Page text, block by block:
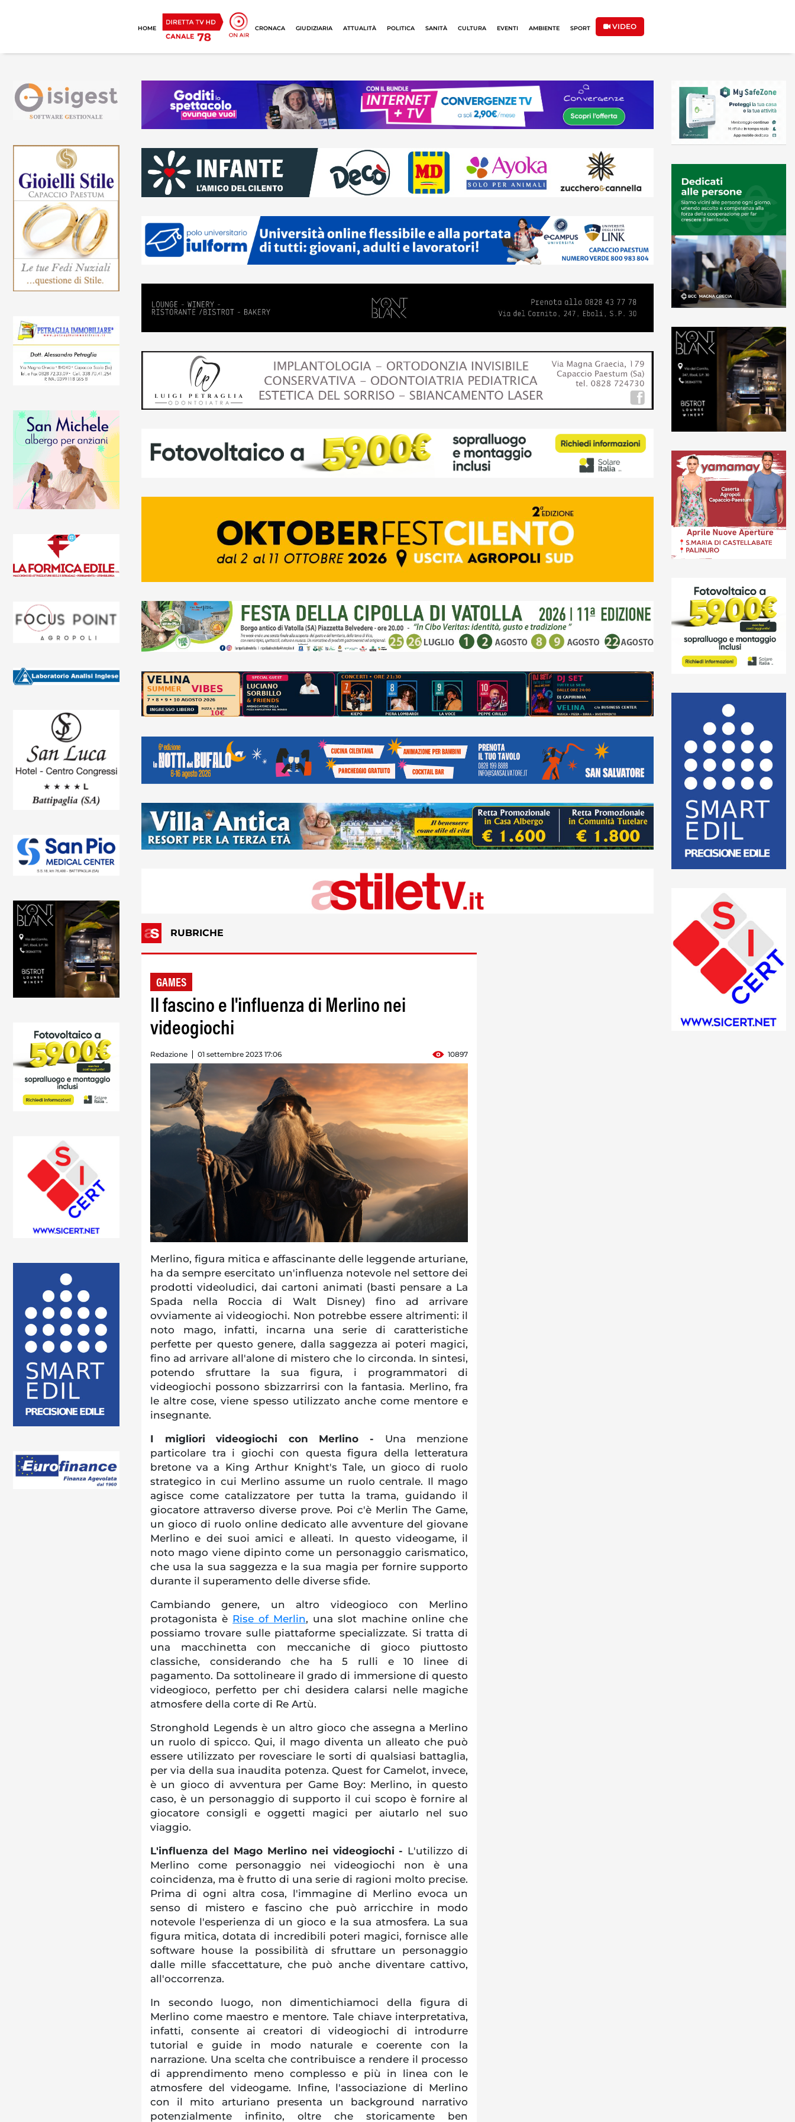
HOME CRONACA GIUDIZIARIA ATTUALITÀ POLITICA SANITÀ CULTURA EVENTI AMBIENTE SPORT VIDEO
RUBRICHE
GAMES
Il fascino e l'influenza di Merlino nei
videogiochi
Redazione 01 settembre 2023 17:06 10897
Merlino, figura mitica e affascinante delle leggende arturiane,
ha da sempre esercitato un'influenza notevole nel settore dei
prodotti videoludici, dai cartoni animati (basti pensare a La
Spada nella Roccia di Walt Disney) fino ad arrivare
ovviamente ai videogiochi. Non potrebbe essere altrimenti: il
noto mago, infatti, incarna una serie di caratteristiche
perfette per questo genere, dalla saggezza ai poteri magici,
fino ad arrivare all'alone di mistero che lo circonda. In sintesi,
potendo sfruttare la sua figura, i programmatori di
videogiochi possono sbizzarrirsi con la fantasia. Merlino, fra
le altre cose, viene spesso utilizzato anche come mentore e
insegnante.
I migliori videogiochi con Merlino - Una menzione
particolare tra i giochi con questa figura della letteratura
bretone va a King Arthur Knight's Tale, un gioco di ruolo
strategico in cui Merlino assume un ruolo centrale. Il mago
agisce come catalizzatore per tutta la trama, guidando il
giocatore attraverso diverse prove. Poi c'è Merlin The Game,
un gioco di ruolo online dedicato alle avventure del giovane
Merlino e dei suoi amici e alleati. In questo videogame, il
noto mago viene dipinto come un personaggio carismatico,
che usa la sua saggezza e la sua magia per fornire supporto
durante il superamento delle diverse sfide.
Cambiando genere, un altro videogioco con Merlino
protagonista è Rise of Merlin, una slot machine online che
possiamo trovare sulle piattaforme specializzate. Si tratta di
una macchinetta con meccaniche di gioco piuttosto
classiche, considerando che ha 5 rulli e 10 linee di
pagamento. Da sottolineare il grado di immersione di questo
videogioco, perfetto per chi desidera calarsi nelle magiche
atmosfere della corte di Re Artù.
Stronghold Legends è un altro gioco che assegna a Merlino
un ruolo di spicco. Qui, il mago diventa un alleato che può
essere utilizzato per rovesciare le sorti di qualsiasi battaglia,
per via della sua inaudita potenza. Quest for Camelot, invece,
è un gioco di avventura per Game Boy: Merlino, in questo
caso, è un personaggio di supporto il cui scopo è fornire al
giocatore consigli e oggetti magici per aiutarlo nel suo
viaggio.
L'influenza del Mago Merlino nei videogiochi - L'utilizzo di
Merlino come personaggio nei videogiochi non è una
coincidenza, ma è frutto di una serie di ragioni molto precise.
Prima di ogni altra cosa, l'immagine di Merlino evoca un
senso di mistero e fascino che può arricchire in modo
notevole l'esperienza di un gioco e la sua atmosfera. La sua
figura mitica, dotata di incredibili poteri magici, fornisce alle
software house la possibilità di sfruttare un personaggio
dalle mille sfaccettature, che può anche diventare cattivo,
all'occorrenza.
In secondo luogo, non dimentichiamoci della figura di
Merlino come maestro e mentore. Tale chiave interpretativa,
infatti, consente ai creatori di videogiochi di introdurre
tutorial e guide in modo naturale e coerente con la
narrazione. Una scelta che contribuisce a rendere il processo
di apprendimento meno complesso e più in linea con le
atmosfere del videogame. Infine, l'associazione di Merlino
con il mito arturiano presenta un background narrativo
potenzialmente infinito, oltre che storicamente ben